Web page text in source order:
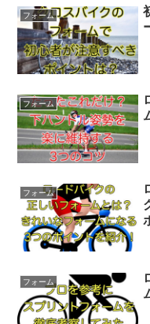
フォーム
フォーム
フォーム
フォーム